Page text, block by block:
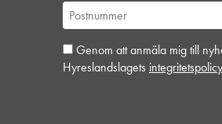
Genom att anmäla mig till
Hyreslandslagets integritetspolicy